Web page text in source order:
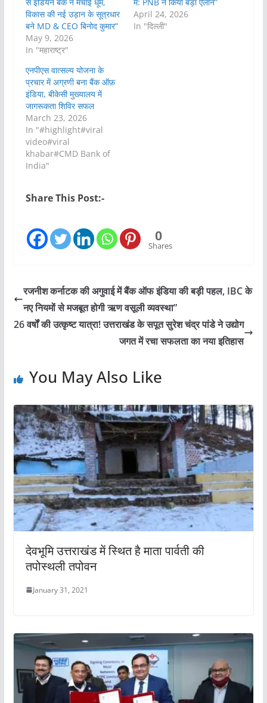
विकास की नई उड़ान के सूत्रधार
बने MD & CEO बिनोद कुमार”
May 9, 2026
In "महाराष्ट्र"
April 24, 2026
In "दिल्ली"
एनपीएस वात्सल्य योजना के
प्रचार में अग्रणी बना बैंक ऑफ़
इंडिया, बीकेसी मुख्यालय में
जागरूकता शिविर सफल
March 23, 2026
In "#highlight#viral
video#viral
khabar#CMD Bank of
India"
Share This Post:-
0
Shares
रजनीश कर्नाटक की अगुवाई में बैंक ऑफ इंडिया की बड़ी पहल, IBC के
नए नियमों से मजबूत होगी ऋण वसूली व्यवस्था”
26 वर्षों की उत्कृष्ट यात्रा! उत्तराखंड के सपूत सुरेश चंद्र पांडे ने उद्योग
जगत में रचा सफलता का नया इतिहास
You May Also Like
देवभूमि उत्तराखंड में स्थित है माता पार्वती की
तपोस्थली तपोवन
January 31, 2021